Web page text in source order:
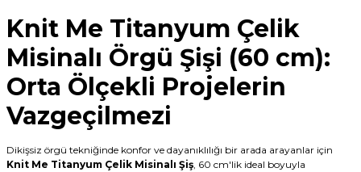
Knit Me Titanyum Çelik
Misinalı Örgü Şişi (60 cm):
Orta Ölçekli Projelerin
Vazgeçilmezi
Dikişsiz örgü tekniğinde konfor ve dayanıklılığı bir arada arayanlar için
Knit Me Titanyum Çelik Misinalı Şiş, 60 cm'lik ideal boyuyla